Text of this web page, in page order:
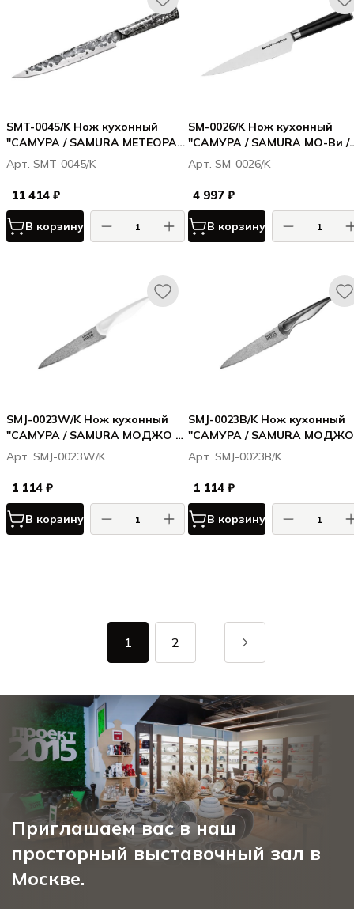
SMT-0045/K Нож кухонный
"САМУРА / SAMURA МЕТЕОРА /
METEORA" для нарезки,
слайсер 206 мм,VG-10, 5 слоёв
Арт. SMT-0045/K
11 414 ₽
В корзину
SM-0026/K Нож кухонный
"САМУРА / SAMURA МО-Ви /
MO-V" универсальный 192
G-10
Арт. SM-0026/K
4 997 ₽
В корзину
SMJ-0023W/K Нож кухонный
"САМУРА / SAMURA МОДЖО /
MOJO"универсальный 148 мм,
корроз.-стойкая сталь,
полипропилен бел.
Арт. SMJ-0023W/K
1 114 ₽
В корзину
SMJ-0023B/K Нож кухонный
"САМУРА / SAMURA
MOJO"универсальный 148
корроз.-стойкая сталь,
полипропилен чёрн
Арт. SMJ-0023B/K
1 114 ₽
В корзину
1 2
Приглашаем вас в наш
просторный выставочный зал в
Москве.